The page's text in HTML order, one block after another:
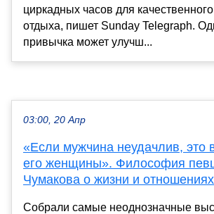
циркадных часов для
отдыха, пишет Sunday Telegraph.
привычка может улучш...
03:00, 20 Апр
«Если мужчина неудачлив, это
его женщины». Философия
Чумакова о жизни и
Собрали самые неоднозначные